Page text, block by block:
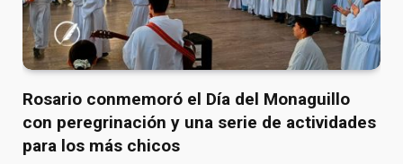
Rosario conmemoró el Día del Monaguillo
con peregrinación y una serie de actividades
para los más chicos